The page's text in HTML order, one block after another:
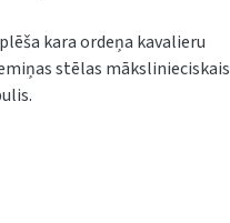
kara ordeņa kavalieru
stēlas mākslinieciskais